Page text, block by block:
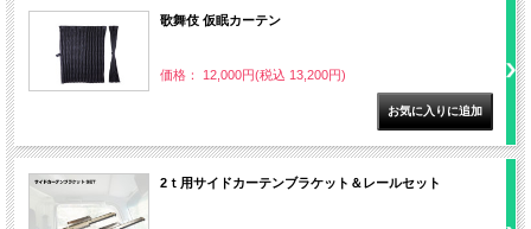
歌舞伎 仮眠カーテン
価格： 12,000円(税込 13,200円)
2ｔ用サイドカーテンブラケット＆レールセット